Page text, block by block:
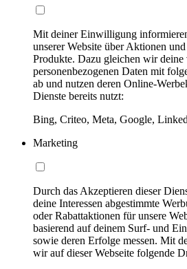
Mit deiner Einwilligung
unserer Website über Aktionen
Produkte. Dazu gleichen wir deine
personenbezogenen Daten mit
ab und nutzen deren Online-
Dienste bereits nutzt:
Bing, Criteo, Meta, Google,
Marketing
Durch das Akzeptieren dieser
deine Interessen abgestimmte
oder Rabattaktionen für unsere
basierend auf deinem Surf- und
sowie deren Erfolge messen. Mit
wir auf dieser Webseite folgende